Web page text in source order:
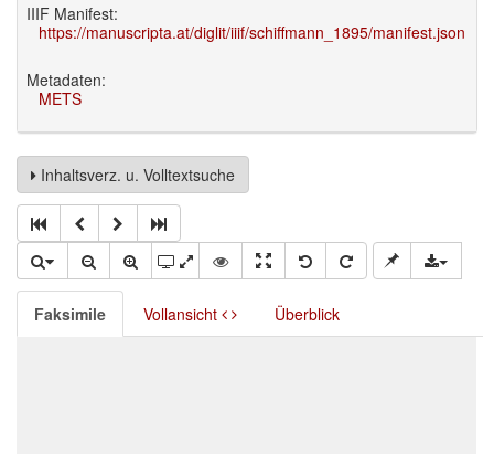
IIIF Manifest:
https://manuscripta.at/diglit/iiif/schiffmann_1895/manifest.json
Metadaten:
METS
Inhaltsverz. u. Volltextsuche
Faksimile Vollansicht Überblick